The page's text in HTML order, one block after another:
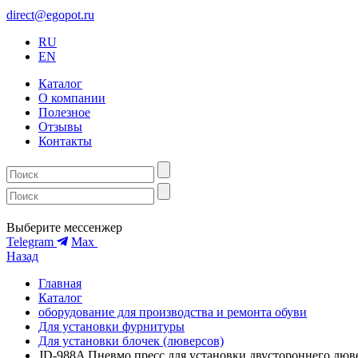
direct@egopot.ru
RU
EN
Каталог
О компании
Полезное
Отзывы
Контакты
Выберите мессенжер
Telegram
Max
Назад
Главная
Каталог
оборудование для производства и ремонта обуви
Для установки фурнитуры
Для установки блочек (люверсов)
JD-988A Пневмо пресс для установки двустороннего